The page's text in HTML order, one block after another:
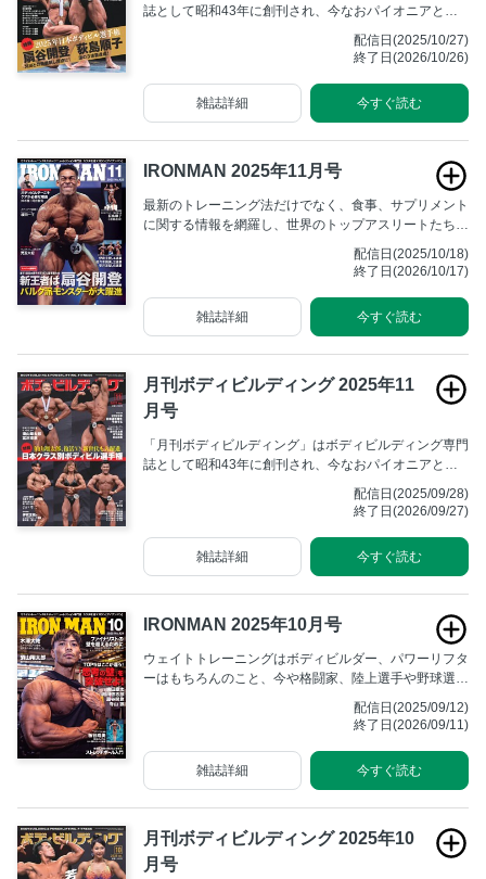
誌として昭和43年に創刊され、今なおパイオニアとし
ての不動の地位を築いています。全国のボディビルダー
からは「月ボ」の愛称で広く親しまれ、ボディビル大会
をいただいております。
配信日(2025/10/27)
終了日(2026/10/26)
今すぐ読む
雑誌詳細
IRONMAN 2025年11月号
最新のトレーニング法だけでなく、食事、サプリメント
に関する情報を網羅し、世界のトップアスリートたちが
行なっている方法、海外の最新トレーニング&栄養学を
紹介する。 究極を目指すアスリートのためのマニアッ
配信日(2025/10/18)
終了日(2026/10/17)
今すぐ読む
雑誌詳細
月刊ボディビルディング 2025年11
月号
「月刊ボディビルディング」はボディビルディング専門
誌として昭和43年に創刊され、今なおパイオニアとし
ての不動の地位を築いています。全国のボディビルダー
からは「月ボ」の愛称で広く親しまれ、ボディビル大会
をいただいております。
配信日(2025/09/28)
終了日(2026/09/27)
今すぐ読む
雑誌詳細
IRONMAN 2025年10月号
ウェイトトレーニングはボディビルダー、パワーリフタ
ーはもちろんのこと、今や格闘家、陸上選手や野球選手
たちの競技能力を高める上で必須のトレーニングとなっ
た。最新のトレーニング法だけでなく、食事、サプリメ
ちが行なっている方法、海外の最新トレーニング&栄養
学を紹介する。究極を目指すアスリートのためのマニア
配信日(2025/09/12)
終了日(2026/09/11)
今すぐ読む
雑誌詳細
月刊ボディビルディング 2025年10
月号